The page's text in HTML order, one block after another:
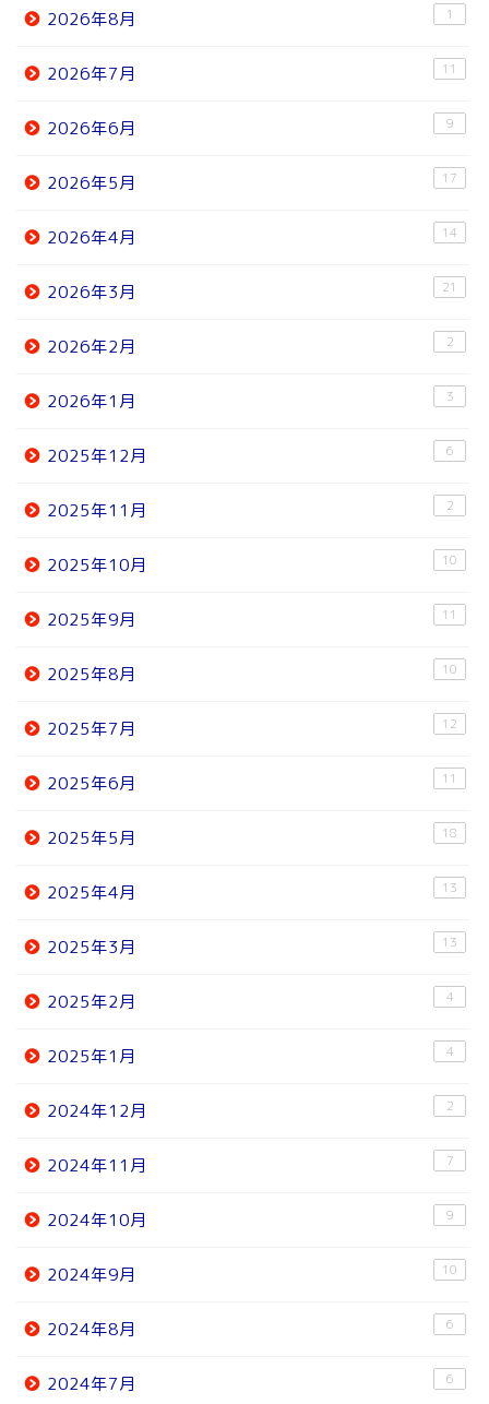
2026年8月 1
2026年7月 11
2026年6月 9
2026年5月 17
2026年4月 14
2026年3月 21
2026年2月 2
2026年1月 3
2025年12月 6
2025年11月 2
2025年10月 10
2025年9月 11
2025年8月 10
2025年7月 12
2025年6月 11
2025年5月 18
2025年4月 13
2025年3月 13
2025年2月 4
2025年1月 4
2024年12月 2
2024年11月 7
2024年10月 9
2024年9月 10
2024年8月 6
2024年7月 6